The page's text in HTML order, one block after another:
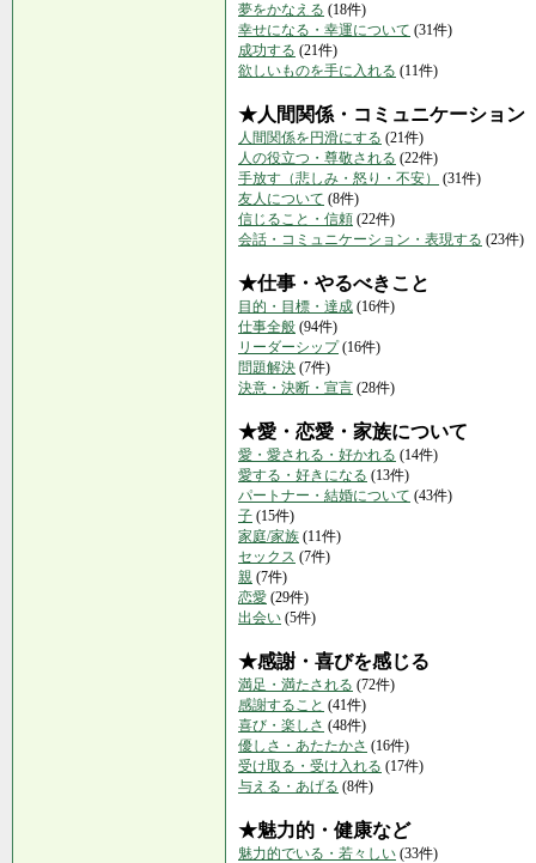
夢をかなえる (18件)
幸せになる・幸運について (31件)
成功する (21件)
欲しいものを手に入れる (11件)
★人間関係・コミュニケーション
人間関係を円滑にする (21件)
人の役立つ・尊敬される (22件)
手放す（悲しみ・怒り・不安）
(31件)
友人について (8件)
信じること・信頼 (22件)
会話・コミュニケーション・表現する (23件)
★仕事・やるべきこと
目的・目標・達成 (16件)
仕事全般 (94件)
リーダーシップ(16件)
問題解決 (7件)
決意・決断・宣言 (28件)
★愛・恋愛・家族について
愛・愛される・好かれる (14件)
愛する・好きになる (13件)
パートナー・結婚について (43件)
子 (15件)
家庭/家族 (11件)
セックス (7件)
親 (7件)
恋愛 (29件)
出会い (5件)
★感謝・喜びを感じる
満足・満たされる (72件)
感謝すること (41件)
喜び・楽しさ (48件)
優しさ・あたたかさ (16件)
受け取る・受け入れる (17件)
与える・あげる (8件)
★魅力的・健康など
魅力的でいる・若々しい (33件)